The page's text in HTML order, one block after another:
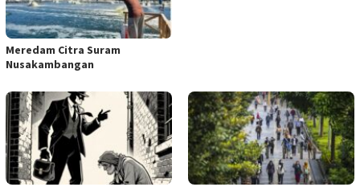
Meredam Citra Suram
Nusakambangan